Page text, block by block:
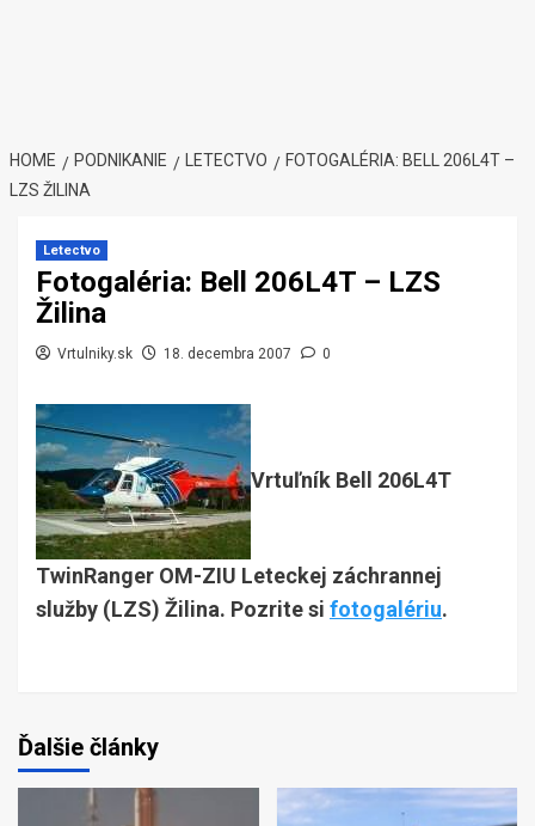
HOME PODNIKANIE LETECTVO
FOTOGALÉRIA: BELL 206L4T –
LZS ŽILINA
Letectvo
Fotogaléria: Bell 206L4T – LZS
Žilina
Vrtulniky.sk 18. decembra 2007 0
Vrtuľník Bell 206L4T
TwinRanger OM-ZIU Leteckej záchrannej
služby (LZS) Žilina. Pozrite si fotogalériu.
Ďalšie články